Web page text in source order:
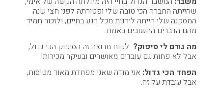
שהייתה החברה הכי טובה שלי ופטירתה לפני חצי שנה.
המסקנה שלי הייתה ליהנות מכל רגע בחיים, ולזכור תמיד
מהם הדברים החשובים באמת.
מה גורם לי סיפוק? לקוח מרוצה זה הסיפוק הכי גדול,
אבל לא פחות גם עובדים מאושרים ובעיקר מכירות!
הפחד הכי גדול: אני מודה שאני מפחדת מאוד מטיסות,
אבל עובדת על זה.